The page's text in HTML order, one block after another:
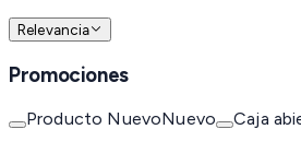
Relevancia
Promociones
Producto NuevoNuevo Caja